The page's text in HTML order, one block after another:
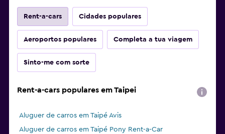
Rent-a-cars Cidades populares
Aeroportos populares Completa a tua viagem
Sinto-me com sorte
Rent-a-cars populares em Taipei
Aluguer de carros em Taipé Avis
Aluguer de carros em Taipé Pony Rent-a-Car